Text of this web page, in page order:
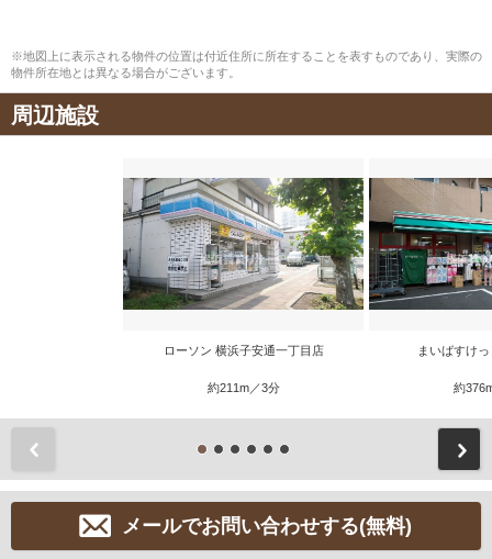
※地図上に表示される物件の位置は付近住所に所在することを表すものであり、実際の
物件所在地とは異なる場合がございます。
周辺施設
ローソン 横浜子安通一丁目店
約211m／3分
まいばすけ
約
メールでお問い合わせする(無料)